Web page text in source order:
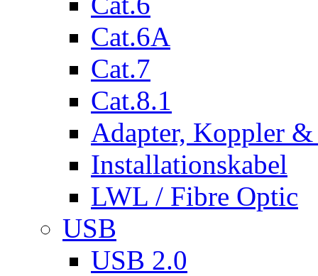
Cat.6A
Cat.7
Cat.8.1
Adapter, Koppler &
Installationskabel
LWL / Fibre Optic
USB
USB 2.0